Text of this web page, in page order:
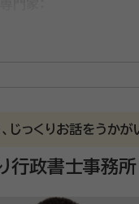
静岡県行政書士会 /
、じっくりお話をうかが
行政書士事務所